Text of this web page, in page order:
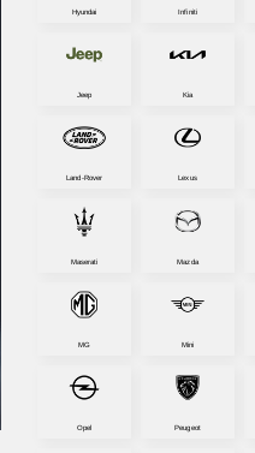
Hyundai Infiniti
Jeep Kia
Land-Rover Lexus
Maserati Mazda
MG Mini
Opel Peugeot